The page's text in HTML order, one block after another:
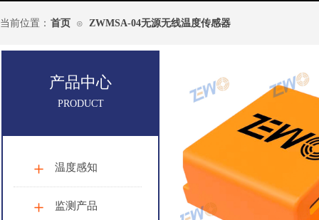
首页 ⊙ ZWMSA-04无源无线温度传感器
当前位置：
产品中心
PRODUCT
温度感知
监测产品